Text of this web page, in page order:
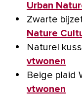
Urban
Zwarte
Nature
Naturel
vtwonen
Beige plaid
vtwonen